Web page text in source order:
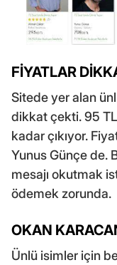
FİYATLAR
Sitede yer alan
dikkat çekti. 95
kadar çıkıyor.
Yunus Günçe de.
mesajı okutmak
ödemek zorunda.
OKAN
Ünlü isimler için